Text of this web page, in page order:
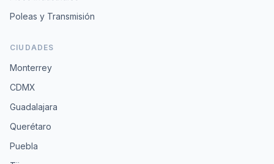
Poleas y Transmisión
CIUDADES
Monterrey
CDMX
Guadalajara
Querétaro
Puebla